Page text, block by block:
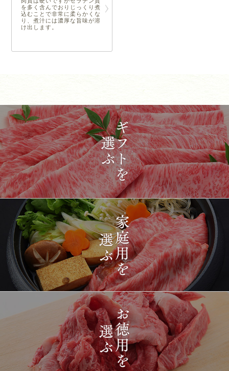
を多く含んでおりじっくり煮
込むことで非常に柔らかくな
り、煮汁には濃厚な旨味が溶
け出します。
2026-
03-15
17:26:00
長野県
[ギフト] A5等級神戸牛
プレミアム霜降りももす
きやき 200g~1kg
1417
2026-
03-15
東京都
神戸牛目録 選べるセッ
ト ８千円